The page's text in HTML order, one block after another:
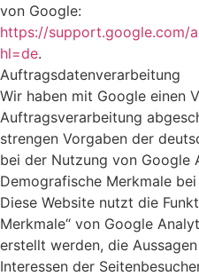
von Google:
https://support.google.com/
hl=de.
Auftragsdatenverarbeitung
Wir haben mit Google einen
Auftragsverarbeitung
strengen Vorgaben der
bei der Nutzung von Google
Demografische Merkmale
Diese Website nutzt die
Merkmale“ von Google
erstellt werden, die
Interessen der